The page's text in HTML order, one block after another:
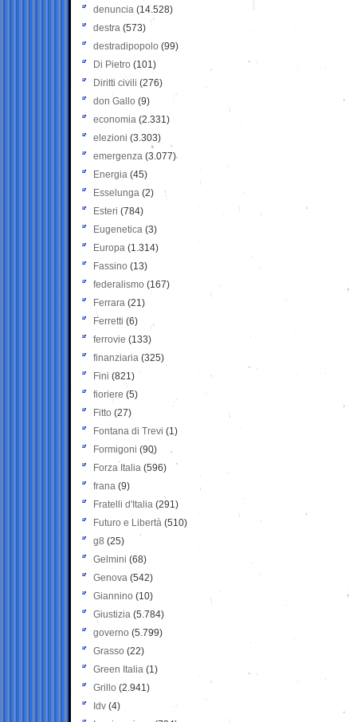
denuncia (14.528)
destra (573)
destradipopolo (99)
Di Pietro (101)
Diritti civili (276)
don Gallo (9)
economia (2.331)
elezioni (3.303)
emergenza (3.077)
Energia (45)
Esselunga (2)
Esteri (784)
Eugenetica (3)
Europa (1.314)
Fassino (13)
federalismo (167)
Ferrara (21)
Ferretti (6)
ferrovie (133)
finanziaria (325)
Fini (821)
fioriere (5)
Fitto (27)
Fontana di Trevi (1)
Formigoni (90)
Forza Italia (596)
frana (9)
Fratelli d'Italia (291)
Futuro e Libertà (510)
g8 (25)
Gelmini (68)
Genova (542)
Giannino (10)
Giustizia (5.784)
governo (5.799)
Grasso (22)
Green Italia (1)
Grillo (2.941)
Idv (4)